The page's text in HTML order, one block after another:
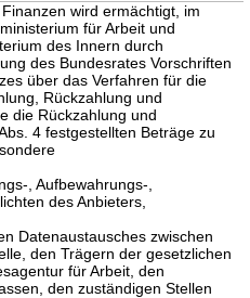
wird ermächtigt, im
für Arbeit und
des Innern durch
des Bundesrates Vorschriften
über das Verfahren für die
Rückzahlung und
die Rückzahlung und
4 festgestellten Beträge zu
, Aufbewahrungs-,
des Anbieters,
Datenaustausches zwischen
den Trägern der gesetzlichen
für Arbeit, den
den zuständigen Stellen